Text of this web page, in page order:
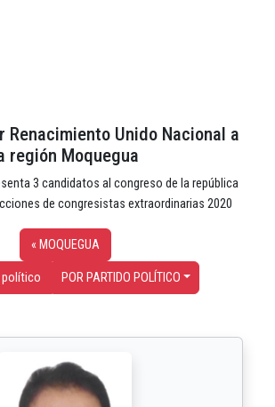
Renacimiento Unido Nacional a
región Moquegua
3 candidatos al congreso de la república
de congresistas extraordinarias 2020
« MOQUEGUA
político POR PARTIDO POLÍTICO